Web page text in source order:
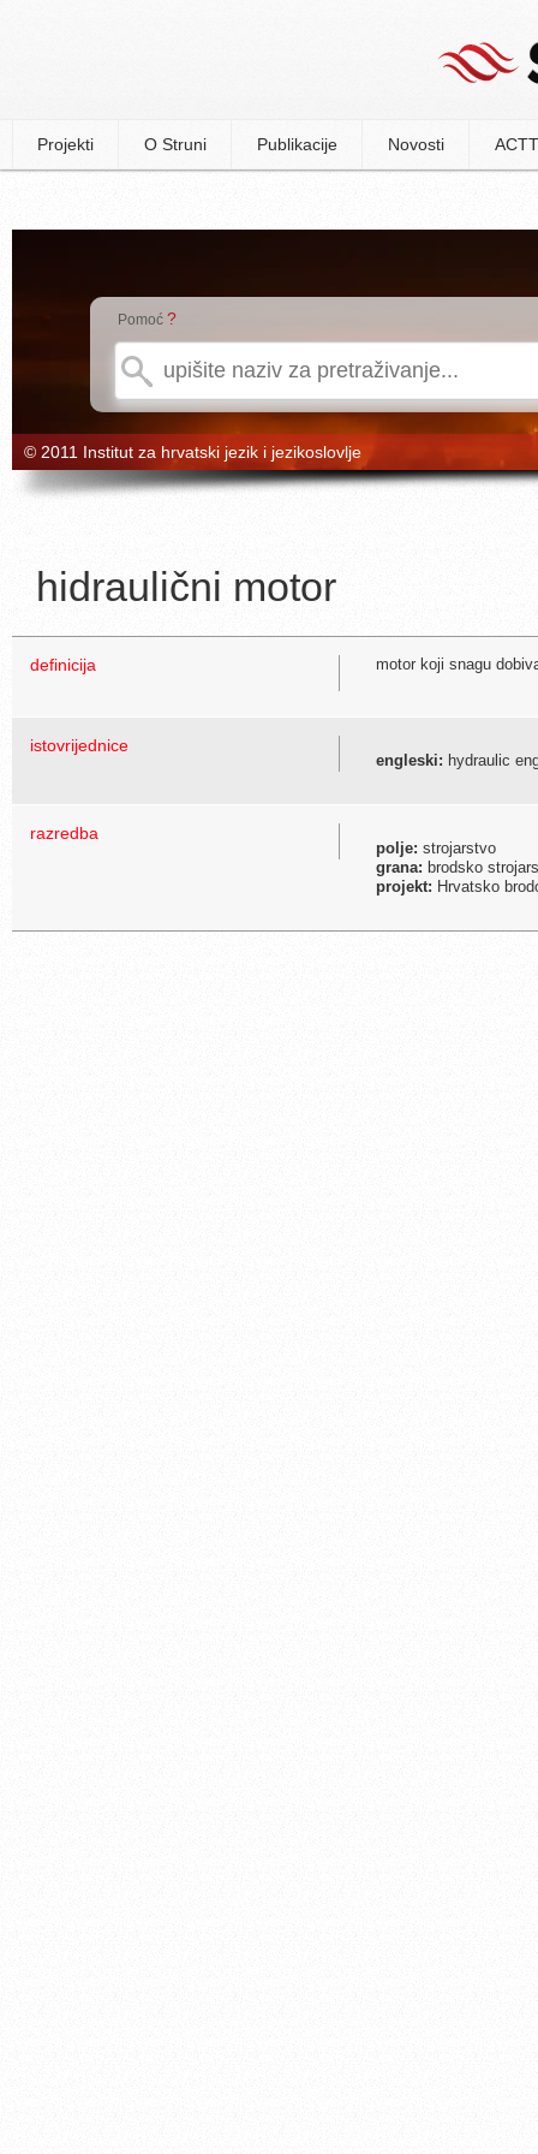
Projekti O Struni Publikacije Novosti
Pomoć ?
© 2011 Institut za hrvatski jezik i jezikoslovlje
hidraulični motor
definicija motor koji snagu
istovrijednice
engleski: hydraulic
razredba
polje: strojarstvo
grana: brodsko
projekt: Hrvatsko